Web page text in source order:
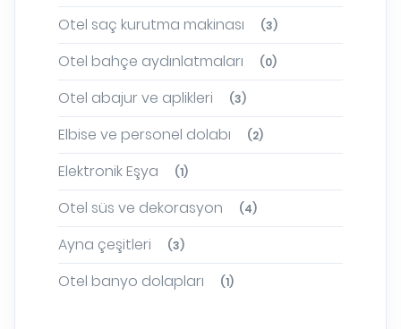
Otel saç kurutma makinası (3)
Otel bahçe aydınlatmaları (0)
Otel abajur ve aplikleri (3)
Elbise ve personel dolabı (2)
Elektronik Eşya (1)
Otel süs ve dekorasyon (4)
Ayna çeşitleri (3)
Otel banyo dolapları (1)